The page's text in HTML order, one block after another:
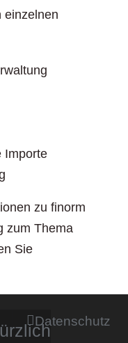
einzelnen
Importe
zu finorm
zum Thema
Sie
Datenschutz